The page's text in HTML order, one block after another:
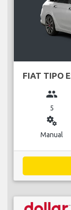
FIAT TIPO
group
5
miscellaneous_services
Manual